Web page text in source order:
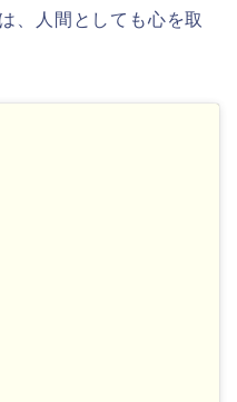
、人間としても心を取